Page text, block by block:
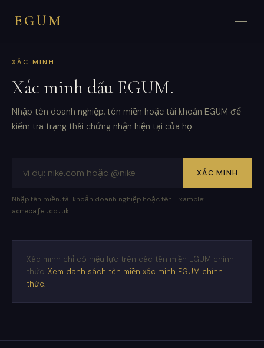
EGUM
XÁC MINH
Xác minh dấu EGUM.
Nhập tên doanh nghiệp, tên miền hoặc tài khoản EGUM để
kiểm tra trạng thái chứng nhận hiện tại của họ.
XÁC MINH
Nhập tên miền, tài khoản doanh nghiệp hoặc tên. Example:
acmecafe.co.uk
Xác minh chỉ có hiệu lực trên các tên miền EGUM chính
thức. Xem danh sách tên miền xác minh EGUM chính
thức.